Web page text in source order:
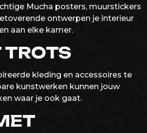
Mucha posters, muurstickers
ontwerpen je interieur
aan elke kamer.
kleding en accessoires te
kunstwerken kunnen jouw
waar je ook gaat.